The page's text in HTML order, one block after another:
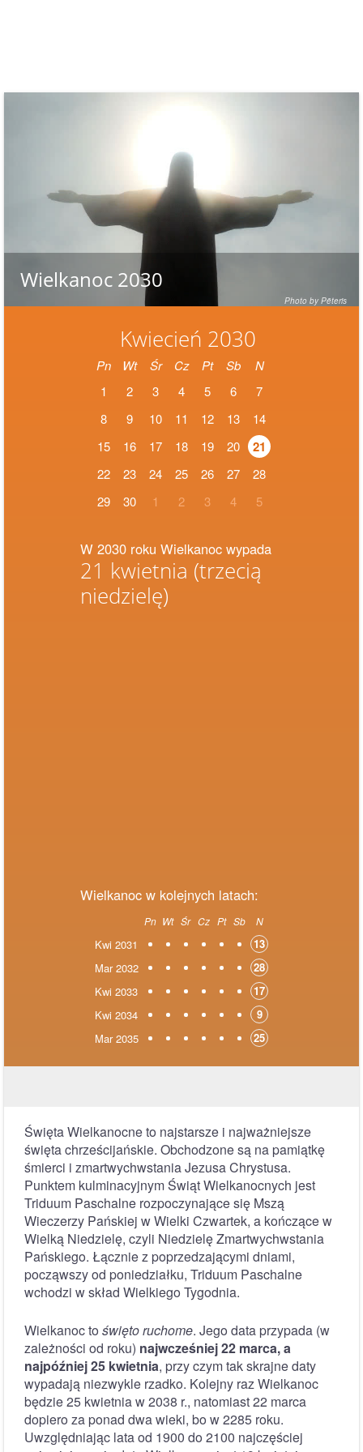
Kwiecień 2030
Pn Wt Śr Cz Pt Sb
N
1
2 3 4 5 6
7
8
9 10 11 12 13
14
15
16 17 18 19 20 21
22 23 24 25 26 27
28
29
30 1 2 3 4 5
W 2030 roku Wielkanoc wypada
21 kwietnia (trzecią
niedzielę)
Wielkanoc w kolejnych latach:
Pn Wt Śr Cz Pt Sb N
Kwi 2031
13
Mar 2032
28
Kwi 2033
17
Kwi 2034
9
Mar 2035
25
Wielkanoc 2030
Photo by Pēteris
Święta Wielkanocne to najstarsze i najważniejsze
święta chrześcijańskie. Obchodzone są na pamiątkę
śmierci i zmartwychwstania Jezusa Chrystusa.
Punktem kulminacyjnym Świąt Wielkanocnych jest
Triduum Paschalne rozpoczynające się Mszą
Wieczerzy Pańskiej w Wielki Czwartek, a kończące w
Wielką Niedzielę, czyli Niedzielę Zmartwychwstania
Pańskiego. Łącznie z poprzedzającymi dniami,
począwszy od poniedziałku, Triduum Paschalne
wchodzi w skład Wielkiego Tygodnia.
Wielkanoc to święto ruchome. Jego data przypada (w
zależności od roku) najwcześniej 22 marca, a
najpóźniej 25 kwietnia, przy czym tak skrajne daty
wypadają niezwykle rzadko. Kolejny raz Wielkanoc
będzie 25 kwietnia w 2038 r., natomiast 22 marca
dopiero za ponad dwa wieki, bo w 2285 roku.
Uwzględniając lata od 1900 do 2100 najczęściej